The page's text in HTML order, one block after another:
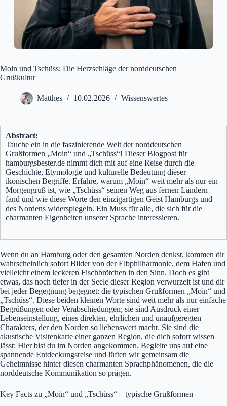
Moin und Tschüss: Die Herzschläge der norddeutschen
Grußkultur
Matthes 10.02.2026 Wissenswertes
Abstract:
Tauche ein in die faszinierende Welt der norddeutschen
Grußformen „Moin“ und „Tschüss“! Dieser Blogpost für
hamburgsbester.de nimmt dich mit auf eine Reise durch die
Geschichte, Etymologie und kulturelle Bedeutung dieser
ikonischen Begriffe. Erfahre, warum „Moin“ weit mehr als nur ein
Morgengruß ist, wie „Tschüss“ seinen Weg aus fernen Ländern
fand und wie diese Worte den einzigartigen Geist Hamburgs und
des Nordens widerspiegeln. Ein Muss für alle, die sich für die
charmanten Eigenheiten unserer Sprache interessieren.
Wenn du an Hamburg oder den gesamten Norden denkst, kommen dir
wahrscheinlich sofort Bilder von der Elbphilharmonie, dem Hafen und
vielleicht einem leckeren Fischbrötchen in den Sinn. Doch es gibt
etwas, das noch tiefer in der Seele dieser Region verwurzelt ist und dir
bei jeder Begegnung begegnet: die typischen Grußformen „Moin“ und
„Tschüss“. Diese beiden kleinen Worte sind weit mehr als nur einfache
Begrüßungen oder Verabschiedungen; sie sind Ausdruck einer
Lebenseinstellung, eines direkten, ehrlichen und unaufgeregten
Charakters, der den Norden so liebenswert macht. Sie sind die
akustische Visitenkarte einer ganzen Region, die dich sofort wissen
lässt: Hier bist du im Norden angekommen. Begleite uns auf eine
spannende Entdeckungsreise und lüften wir gemeinsam die
Geheimnisse hinter diesen charmanten Sprachphänomenen, die die
norddeutsche Kommunikation so prägen.
Key Facts zu „Moin“ und „Tschüss“ – typische Grußformen